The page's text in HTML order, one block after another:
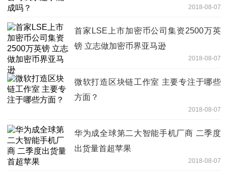
2018-08-07
首家LSE上市加密币公司集资2500万英
镑 立志做加密币界亚马逊
2018-08-07
微软打造区块链工作室 主要专注于哪些
方面？
2018-08-07
华为成全球第二大智能手机厂商 二季度
出货量首超苹果
2018-08-07